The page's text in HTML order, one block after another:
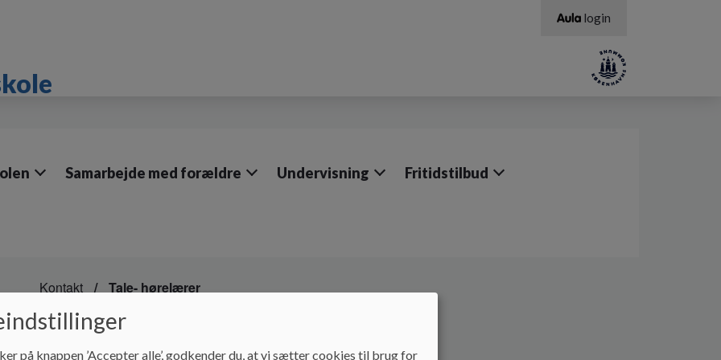
login
Samarbejde med forældre Undervisning Fritidstilbud
Kontakt Tale- hørelærer
Tale- hørelærer
på knappen ’Accepter alle’, godkender du, at vi sætter cookies til brug for